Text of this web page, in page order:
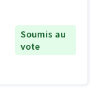
Soumis au
vote